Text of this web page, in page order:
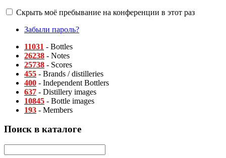
Скрыть моё пребывание на конференции в этот раз
Забыли пароль?
11031 - Bottles
26238 - Notes
25738 - Scores
455 - Brands / distilleries
400 - Independent Bottlers
637 - Distillery images
10845 - Bottle images
193 - Members
Поиск в каталоге